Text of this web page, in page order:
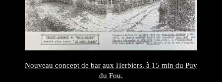
Nouveau concept de bar aux Herbiers, à 15 min du Puy
du Fou.